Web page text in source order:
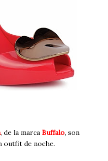
, de la marca Buffalo, son
outfit de noche.